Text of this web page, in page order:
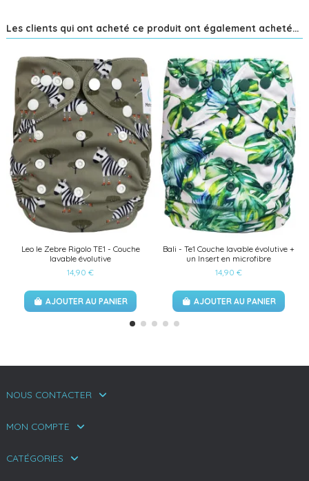
Les clients qui ont acheté ce produit ont également acheté...
Leo le Zebre Rigolo TE1 - Couche
lavable évolutive
14,90 €
AJOUTER AU PANIER
Bali - Te1 Couche lavable évolutive +
un Insert en microfibre
14,90 €
AJOUTER AU PANIER
NOUS CONTACTER
MON COMPTE
CATÉGORIES